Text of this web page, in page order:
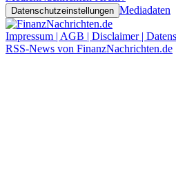
Datenschutzeinstellungen Mediadaten
Impressum | AGB | Disclaimer |
RSS-News von FinanzNachrichten.de